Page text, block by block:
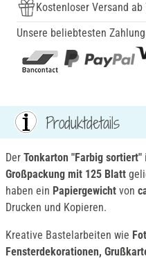
Kostenloser Versand
Unsere beliebtesten
Produktdetails
Der Tonkarton "Farbig sortiert"
Großpackung mit 125 Blatt
haben ein Papiergewicht von
Drucken und Kopieren.
Kreative Bastelarbeiten wie
Fensterdekorationen,